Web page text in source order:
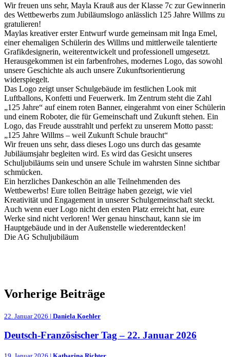
Wir freuen uns sehr, Mayla Krauß aus der Klasse 7c zur Gewinnerin
des Wettbewerbs zum Jubiläumslogo anlässlich 125 Jahre Willms zu
gratulieren!
Maylas kreativer erster Entwurf wurde gemeinsam mit Inga Emel,
einer ehemaligen Schülerin des Willms und mittlerweile talentierte
Grafikdesignerin, weiterentwickelt und professionell umgesetzt.
Herausgekommen ist ein farbenfrohes, modernes Logo, das sowohl
unsere Geschichte als auch unsere Zukunftsorientierung
widerspiegelt.
Das Logo zeigt unser Schulgebäude im festlichen Look mit
Luftballons, Konfetti und Feuerwerk. Im Zentrum steht die Zahl
„125 Jahre“ auf einem roten Banner, eingerahmt von einer Schülerin
und einem Roboter, die für Gemeinschaft und Zukunft stehen. Ein
Logo, das Freude ausstrahlt und perfekt zu unserem Motto passt:
„125 Jahre Willms – weil Zukunft Schule braucht“
Wir freuen uns sehr, dass dieses Logo uns durch das gesamte
Jubiläumsjahr begleiten wird. Es wird das Gesicht unseres
Schuljubiläums sein und unsere Schule im wahrsten Sinne sichtbar
schmücken.
Ein herzliches Dankeschön an alle Teilnehmenden des
Wettbewerbs! Eure tollen Beiträge haben gezeigt, wie viel
Kreativität und Engagement in unserer Schulgemeinschaft steckt.
Auch wenn euer Logo nicht den ersten Platz erreicht hat, eure
Werke sind nicht verloren! Wer genau hinschaut, kann sie im
Hauptgebäude und in der Außenstelle wiederentdecken!
Die AG Schuljubiläum
Vorherige Beiträge
22. Januar 2026 | Daniela Koehler
Deutsch-Französischer Tag – 22. Januar 2026